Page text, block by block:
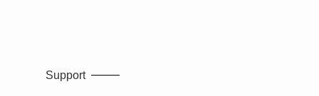
Support